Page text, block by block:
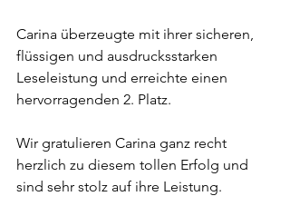
Carina überzeugte mit ihrer sicheren,
flüssigen und ausdrucksstarken
Leseleistung und erreichte einen
hervorragenden 2. Platz.
Wir gratulieren Carina ganz recht
herzlich zu diesem tollen Erfolg und
sind sehr stolz auf ihre Leistung.